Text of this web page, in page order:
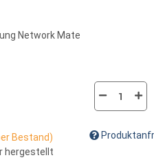
Network Mate
Bestand)
hergestellt